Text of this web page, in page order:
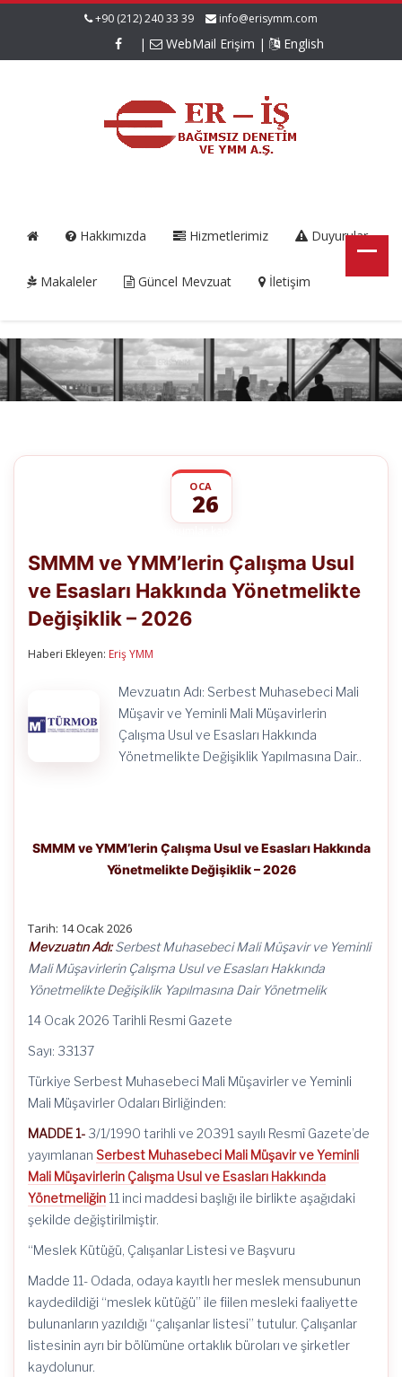
+90 (212) 240 33 39 info@erisymm.com
| WebMail Erişim | English
Hakkımızda Hizmetlerimiz Duyurular
Makaleler Güncel Mevzuat İletişim
OCA
26
YMM’lerin
Çalışma
Usul
Esasları
2026
için
SMMM ve YMM’lerin Çalışma Usul
ve Esasları Hakkında Yönetmelikte
Değişiklik – 2026
Haberi Ekleyen: Eriş YMM
Mevzuatın Adı: Serbest Muhasebeci Mali
Müşavir ve Yeminli Mali Müşavirlerin
Çalışma Usul ve Esasları Hakkında
Yönetmelikte Değişiklik Yapılmasına Dair..
SMMM ve YMM’lerin Çalışma Usul ve Esasları Hakkında
Yönetmelikte Değişiklik – 2026
Tarih: 14 Ocak 2026
Mevzuatın Adı:Serbest Muhasebeci Mali Müşavir ve Yeminli
Mali Müşavirlerin Çalışma Usul ve Esasları Hakkında
Yönetmelikte Değişiklik Yapılmasına Dair Yönetmelik
14 Ocak 2026 Tarihli Resmi Gazete
Sayı: 33137
Türkiye Serbest Muhasebeci Mali Müşavirler ve Yeminli
Mali Müşavirler Odaları Birliğinden:
MADDE 1- 3/1/1990 tarihli ve 20391 sayılı Resmî Gazete’de
yayımlanan Serbest Muhasebeci Mali Müşavir ve Yeminli
Mali Müşavirlerin Çalışma Usul ve Esasları Hakkında
Yönetmeliğin 11 inci maddesi başlığı ile birlikte aşağıdaki
şekilde değiştirilmiştir.
“Meslek Kütüğü, Çalışanlar Listesi ve Başvuru
Madde 11- Odada, odaya kayıtlı her meslek mensubunun
kaydedildiği “meslek kütüğü” ile fiilen mesleki faaliyette
bulunanların yazıldığı “çalışanlar listesi” tutulur. Çalışanlar
listesinin ayrı bir bölümüne ortaklık büroları ve şirketler
kaydolunur.